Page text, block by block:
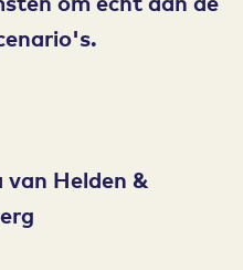
Helden &